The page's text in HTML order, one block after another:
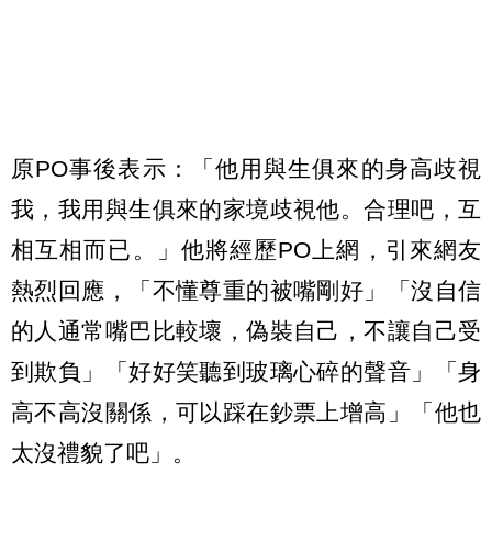
原PO事後表示：「他用與生俱來的身高歧視
我，我用與生俱來的家境歧視他。合理吧，互
相互相而已。」他將經歷PO上網，引來網友
熱烈回應，「不懂尊重的被嘴剛好」「沒自信
的人通常嘴巴比較壞，偽裝自己，不讓自己受
到欺負」「好好笑聽到玻璃心碎的聲音」「身
高不高沒關係，可以踩在鈔票上增高」「他也
太沒禮貌了吧」。